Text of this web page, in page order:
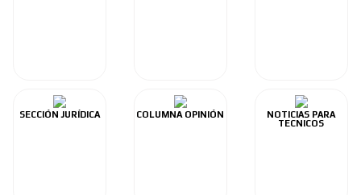
SECCIÓN JURÍDICA COLUMNA OPINIÓN
NOTICIAS PARA
TECNICOS